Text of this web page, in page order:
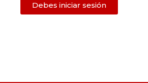
Debes iniciar sesión